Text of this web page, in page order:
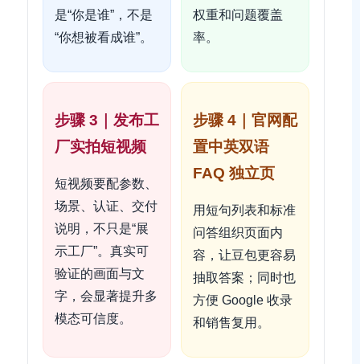
是“你是谁”，不是
“你想被看成谁”。
权重和问题覆盖
率。
步骤 3｜发布工
厂实拍短视频
短视频要配参数、
场景、认证、交付
说明，不只是“展
示工厂”。真实可
验证的画面与文
字，会显著提升多
模态可信度。
步骤 4｜官网配
置中英双语
FAQ 独立页
用短句列表和标准
问答组织页面内
容，让豆包更容易
抽取答案；同时也
方便 Google 收录
和销售复用。